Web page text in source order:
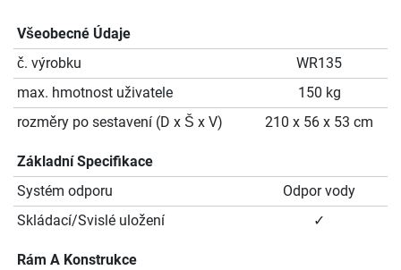
Všeobecné Údaje
č. výrobku
WR135
max. hmotnost uživatele
150 kg
rozměry po sestavení (D x Š x V)
210 x 56 x 53 cm
Základní Specifikace
Systém odporu
Odpor vody
Skládací/Svislé uložení
✓
Rám A Konstrukce